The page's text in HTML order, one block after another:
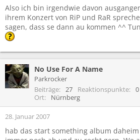
Also ich bin irgendwie davon
ihrem Konzert von RiP und RaR
sagen, dass se dann au kommen ^^
No Use For A Name
Parkrocker
Beiträge
27 Reaktionspunkte 0
Ort
Nürnberg
28. Januar 2007
hab das start something album